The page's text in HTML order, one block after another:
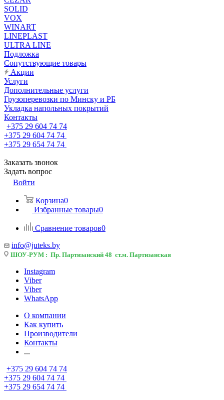
SOLID
VOX
WINART
LINEPLAST
ULTRA LINE
Подложка
Сопутствующие товары
Акции
Услуги
Дополнительные услуги
Грузоперевозки по Минску и РБ
Укладка напольных покрытий
Контакты
+375 29 604 74 74
+375 29 604 74 74
+375 29 654 74 74
Заказать звонок
Задать вопрос
Войти
Корзина0
Избранные товары0
Сравнение товаров0
info@juteks.by
ШОУ-РУМ : Пр. Партизанский 48 ст.м. Партизанская
Instagram
Viber
Viber
WhatsApp
О компании
Как купить
Производители
Контакты
...
+375 29 604 74 74
+375 29 604 74 74
+375 29 654 74 74